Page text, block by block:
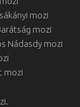
mozi
mozi
Nádasdy mozi
mozi